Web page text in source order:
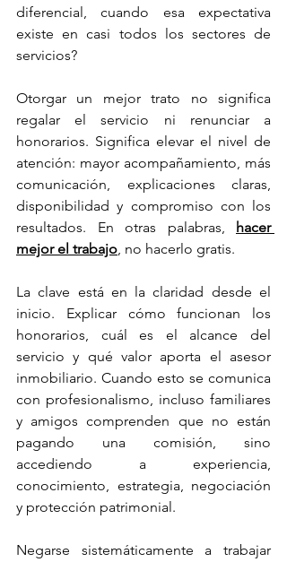
diferencial, cuando esa expectativa
existe en casi todos los sectores de
servicios?
Otorgar un mejor trato no significa
regalar el servicio ni renunciar a
honorarios. Significa elevar el nivel de
atención: mayor acompañamiento, más
comunicación, explicaciones claras,
disponibilidad y compromiso con los
resultados. En otras palabras, hacer
mejor el trabajo, no hacerlo gratis.
La clave está en la claridad desde el
inicio. Explicar cómo funcionan los
honorarios, cuál es el alcance del
servicio y qué valor aporta el asesor
inmobiliario. Cuando esto se comunica
con profesionalismo, incluso familiares
y amigos comprenden que no están
pagando una comisión, sino
accediendo a experiencia,
conocimiento, estrategia, negociación
y protección patrimonial.
Negarse sistemáticamente a trabajar